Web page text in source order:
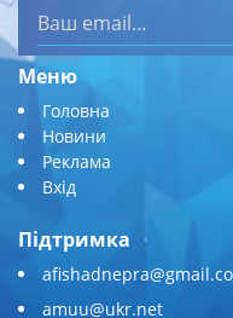
Меню
Головна
Новини
Реклама
Вхід
Підтримка
amuu@ukr.net